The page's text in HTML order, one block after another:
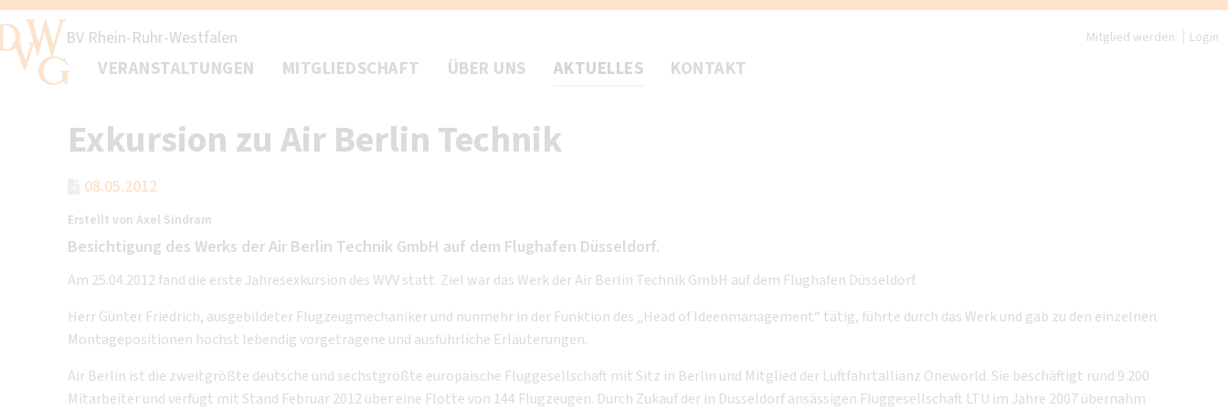
BV Rhein-Ruhr-Westfalen Mitglied werden Login
VERANSTALTUNGEN MITGLIEDSCHAFT ÜBER UNS AKTUELLES KONTAKT
Exkursion zu Air Berlin Technik
08.05.2012
Erstellt von Axel Sindram
Besichtigung des Werks der Air Berlin Technik GmbH auf dem Flughafen Düsseldorf.
Am 25.04.2012 fand die erste Jahresexkursion des WVV statt. Ziel war das Werk der Air Berlin Technik GmbH auf dem Flughafen Düsseldorf.
Herr Günter Friedrich, ausgebildeter Flugzeugmechaniker und nunmehr in der Funktion des „Head of Ideenmanagement“ tätig, führte durch das Werk und gab zu den einzelnen
Montagepositionen höchst lebendig vorgetragene und ausführliche Erläuterungen.
Air Berlin ist die zweitgrößte deutsche und sechstgrößte europäische Fluggesellschaft mit Sitz in Berlin und Mitglied der Luftfahrtallianz Oneworld. Sie beschäftigt rund 9.200
Mitarbeiter und verfügt mit Stand Februar 2012 über eine Flotte von 144 Flugzeugen. Durch Zukauf der in Düsseldorf ansässigen Fluggesellschaft LTU im Jahre 2007 übernahm